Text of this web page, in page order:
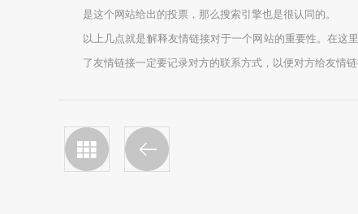
是这个网站给出的投票，那么搜索引擎也是很认同的。
以上几点就是解释友情链接对于一个网站的重要性。在这
了友情链接一定要记录对方的联系方式，以便对方给友情